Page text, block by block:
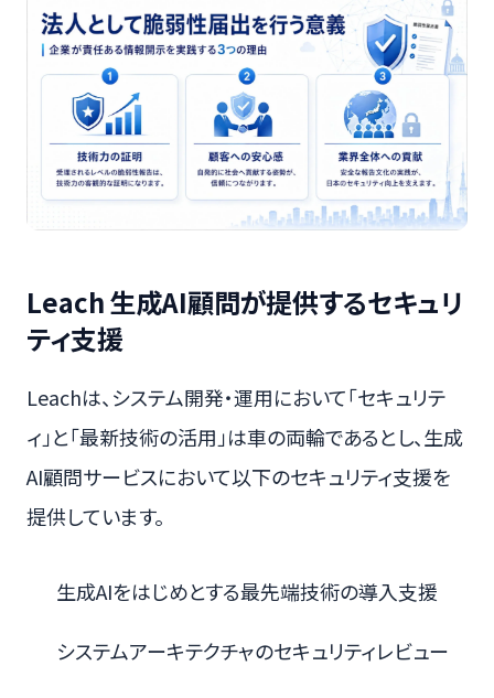
Leach 生成AI顧問が提供するセキュリ
ティ支援
Leachは、システム開発・運用において「セキュリテ
ィ」と「最新技術の活用」は車の両輪であるとし、生成
AI顧問サービスにおいて以下のセキュリティ支援を
提供しています。
生成AIをはじめとする最先端技術の導入支援
システムアーキテクチャのセキュリティレビュー